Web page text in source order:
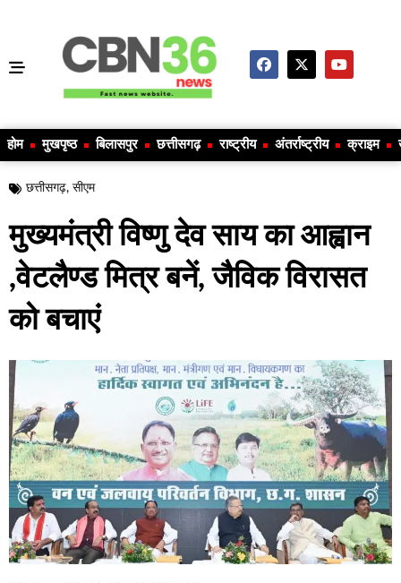
होम मुखपृष्ठ बिलासपुर छत्तीसगढ़ राष्ट्रीय अंतर्राष्ट्रीय क्राइम
छत्तीसगढ़, सीएम
मुख्यमंत्री विष्णु देव साय का आह्वान
,वेटलैण्ड मित्र बनें, जैविक विरासत
को बचाएं